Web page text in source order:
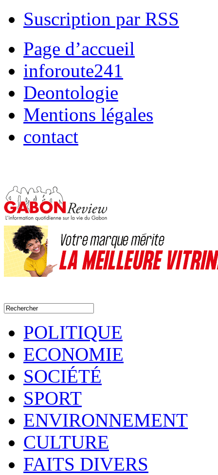
Suscription par RSS
Page d’accueil
inforoute241
Deontologie
Mentions légales
contact
POLITIQUE
ECONOMIE
SOCIÉTÉ
SPORT
ENVIRONNEMENT
CULTURE
FAITS DIVERS